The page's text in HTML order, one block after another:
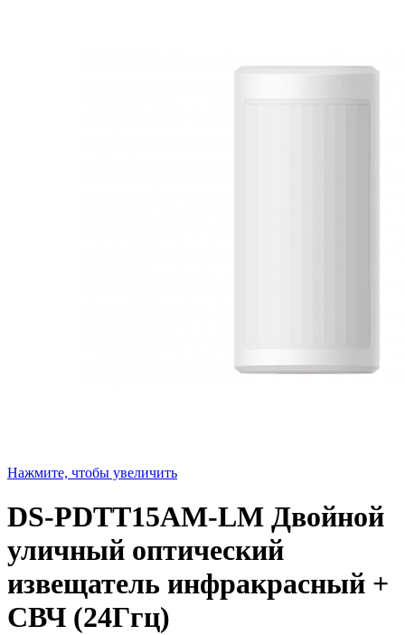
Нажмите, чтобы увеличить
DS-PDTT15AM-LM Двойной
уличный оптический
извещатель инфракрасный +
СВЧ (24Ггц)